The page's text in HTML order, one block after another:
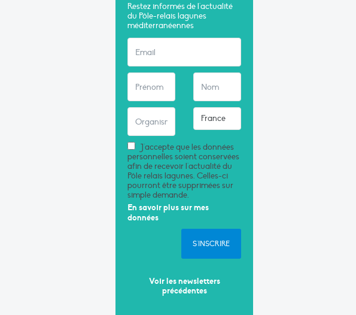
Restez informés de l'actualité
du Pôle-relais lagunes
méditerranéennes
J'accepte que les données
personnelles soient conservées
afin de recevoir l'actualité du
Pôle relais lagunes. Celles-ci
pourront être supprimées sur
simple demande.
En savoir plus sur mes
données
S'INSCRIRE
Voir les newsletters
précédentes